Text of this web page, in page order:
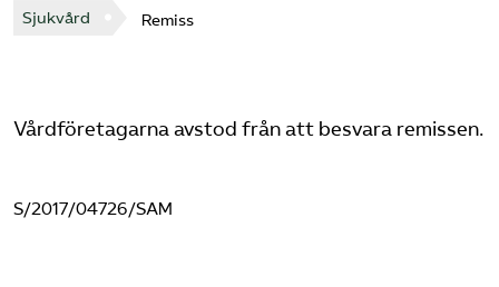
Aktiviteter
Om oss
Sjukvård Remiss
Vårdföretagarna avstod från att besvara remissen.
S/2017/04726/SAM